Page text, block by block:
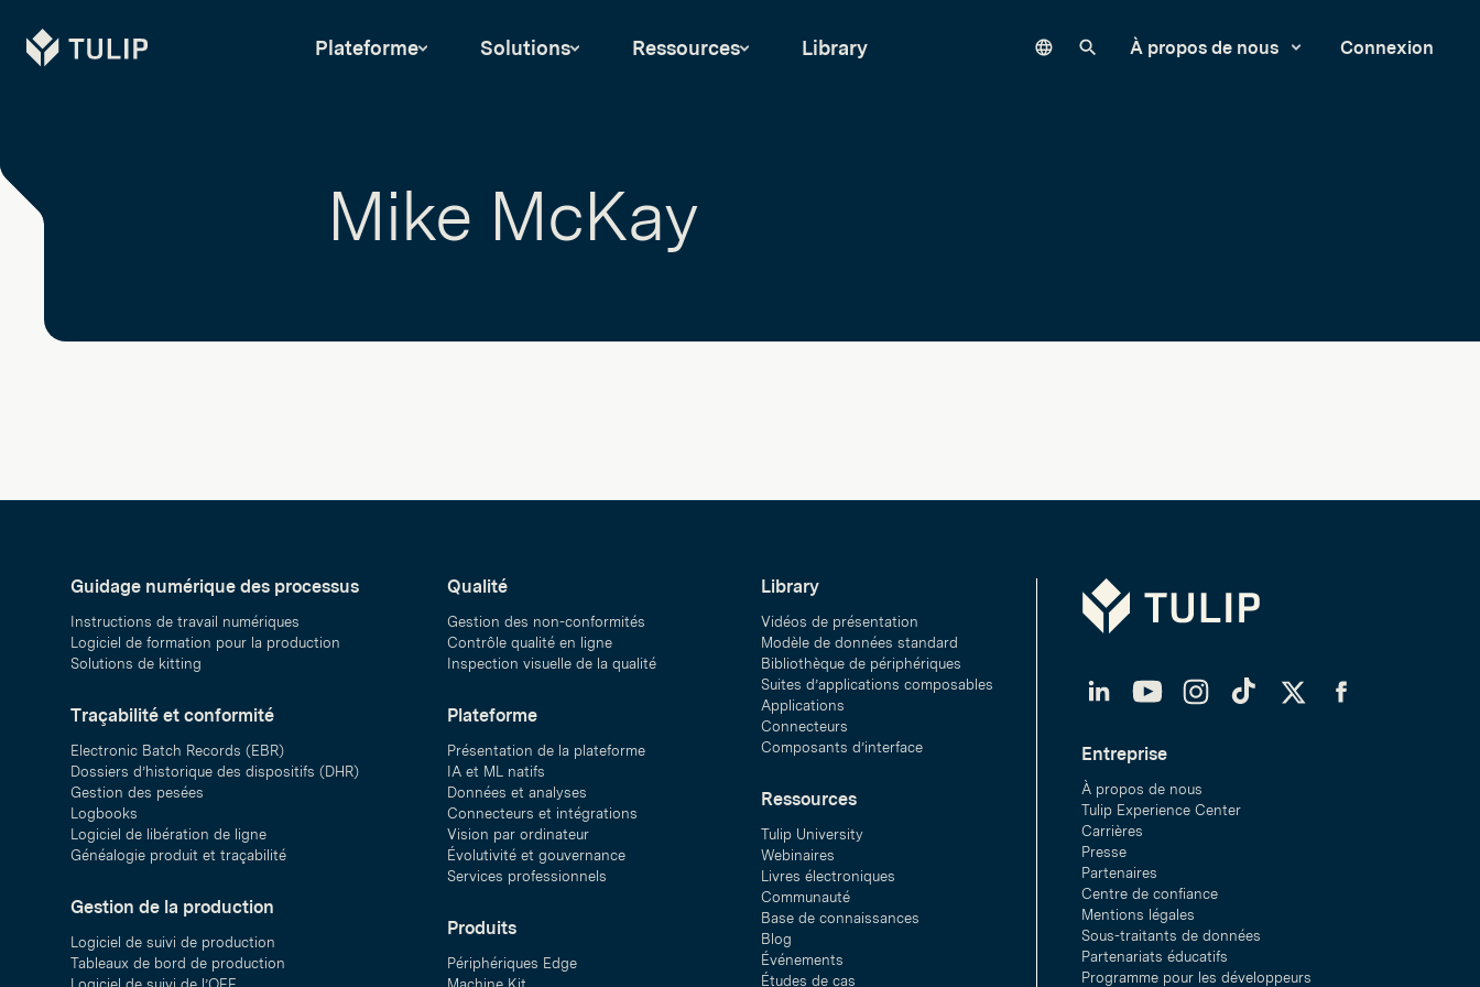
Tulip Plateforme Solutions Ressources Library LanguageRechercher sur notre site
À propos de nous Connexion
Mike McKay
Guidage numérique des processus
Instructions de travail numériques
Logiciel de formation pour la production
Solutions de kitting
Traçabilité et conformité
Electronic Batch Records (EBR)
Dossiers d’historique des dispositifs (DHR)
Gestion des pesées
Logbooks
Logiciel de libération de ligne
Généalogie produit et traçabilité
Gestion de la production
Logiciel de suivi de production
Tableaux de bord de production
Qualité
Gestion des non-conformités
Contrôle qualité en ligne
Inspection visuelle de la qualité
Plateforme
Présentation de la plateforme
IA et ML natifs
Données et analyses
Connecteurs et intégrations
Vision par ordinateur
Évolutivité et gouvernance
Services professionnels
Produits
Périphériques Edge
Library
Vidéos de présentation
Modèle de données standard
Bibliothèque de périphériques
Suites d’applications composables
Applications
Connecteurs
Composants d’interface
Ressources
Tulip University
Webinaires
Livres électroniques
Communauté
Base de connaissances
Blog
Événements
Études de cas
Tulip
LinkedInYouTubeInstagramTikTokTwitterFacebook
Entreprise
À propos de nous
Tulip Experience Center
Carrières
Presse
Partenaires
Centre de confiance
Mentions légales
Sous-traitants de données
Partenariats éducatifs
Programme pour les développeurs